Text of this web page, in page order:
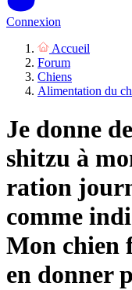
Connexion
Accueil
Forum
Chiens
Alimentation du
Je donne
shitzu à
ration
comme
Mon chien
en donner